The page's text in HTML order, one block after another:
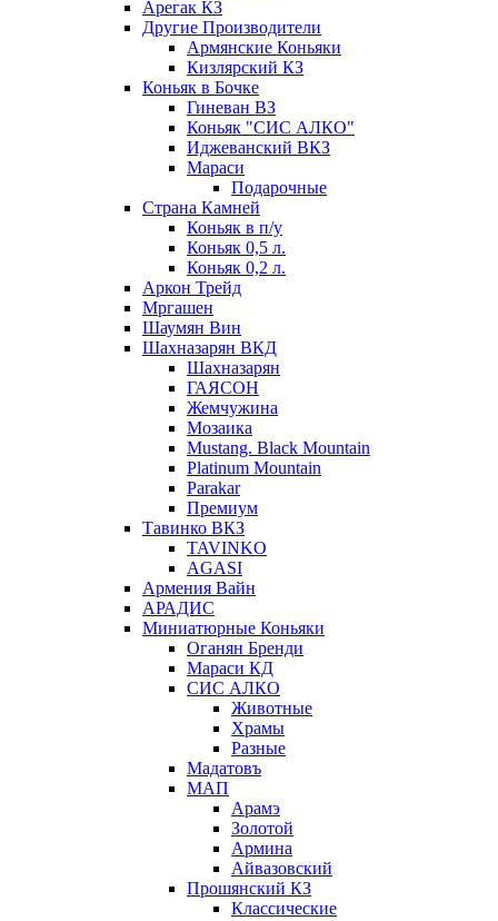
Арегак КЗ
Другие Производители
Армянские Коньяки
Кизлярский КЗ
Коньяк в Бочке
Гиневан ВЗ
Коньяк "СИС АЛКО"
Иджеванский ВКЗ
Мараси
Подарочные
Страна Камней
Коньяк в п/у
Коньяк 0,5 л.
Коньяк 0,2 л.
Аркон Трейд
Мргашен
Шаумян Вин
Шахназарян ВКД
Шахназарян
ГАЯСОН
Жемчужина
Мозаика
Mustang. Black Mountain
Platinum Mountain
Parakar
Премиум
Тавинко ВКЗ
TAVINKO
AGASI
Армения Вайн
АРАДИС
Миниатюрные Коньяки
Оганян Бренди
Мараси КД
СИС АЛКО
Животные
Храмы
Разные
Мадатовъ
МАП
Арамэ
Золотой
Армина
Айвазовский
Прошянский КЗ
Классические